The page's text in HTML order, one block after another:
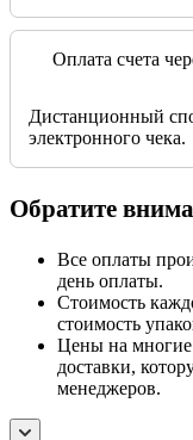
Оплата счета
Дистанционный
электронного чека.
Обратите
Все оплаты
день оплаты.
Стоимость
стоимость
Цены на многие
доставки,
менеджеров.